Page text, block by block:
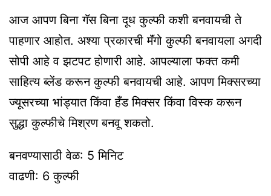
आज आपण बिना गॅस बिना दूध कुल्फी कशी बनवायची ते
पाहणार आहोत. अश्या प्रकारची मॅंगो कुल्फी बनवायला अगदी
सोपी आहे व झटपट होणारी आहे. आपल्याला फक्त कमी
साहित्य ब्लेंड करून कुल्फी बनवायची आहे. आपण मिक्सरच्या
ज्यूसरच्या भांड्यात किंवा हँड मिक्सर किंवा विस्क करून
सुद्धा कुल्फीचे मिश्रण बनवू शकतो.
बनवण्यासाठी वेळ: 5 मिनिट
वाढणी: 6 कुल्फी